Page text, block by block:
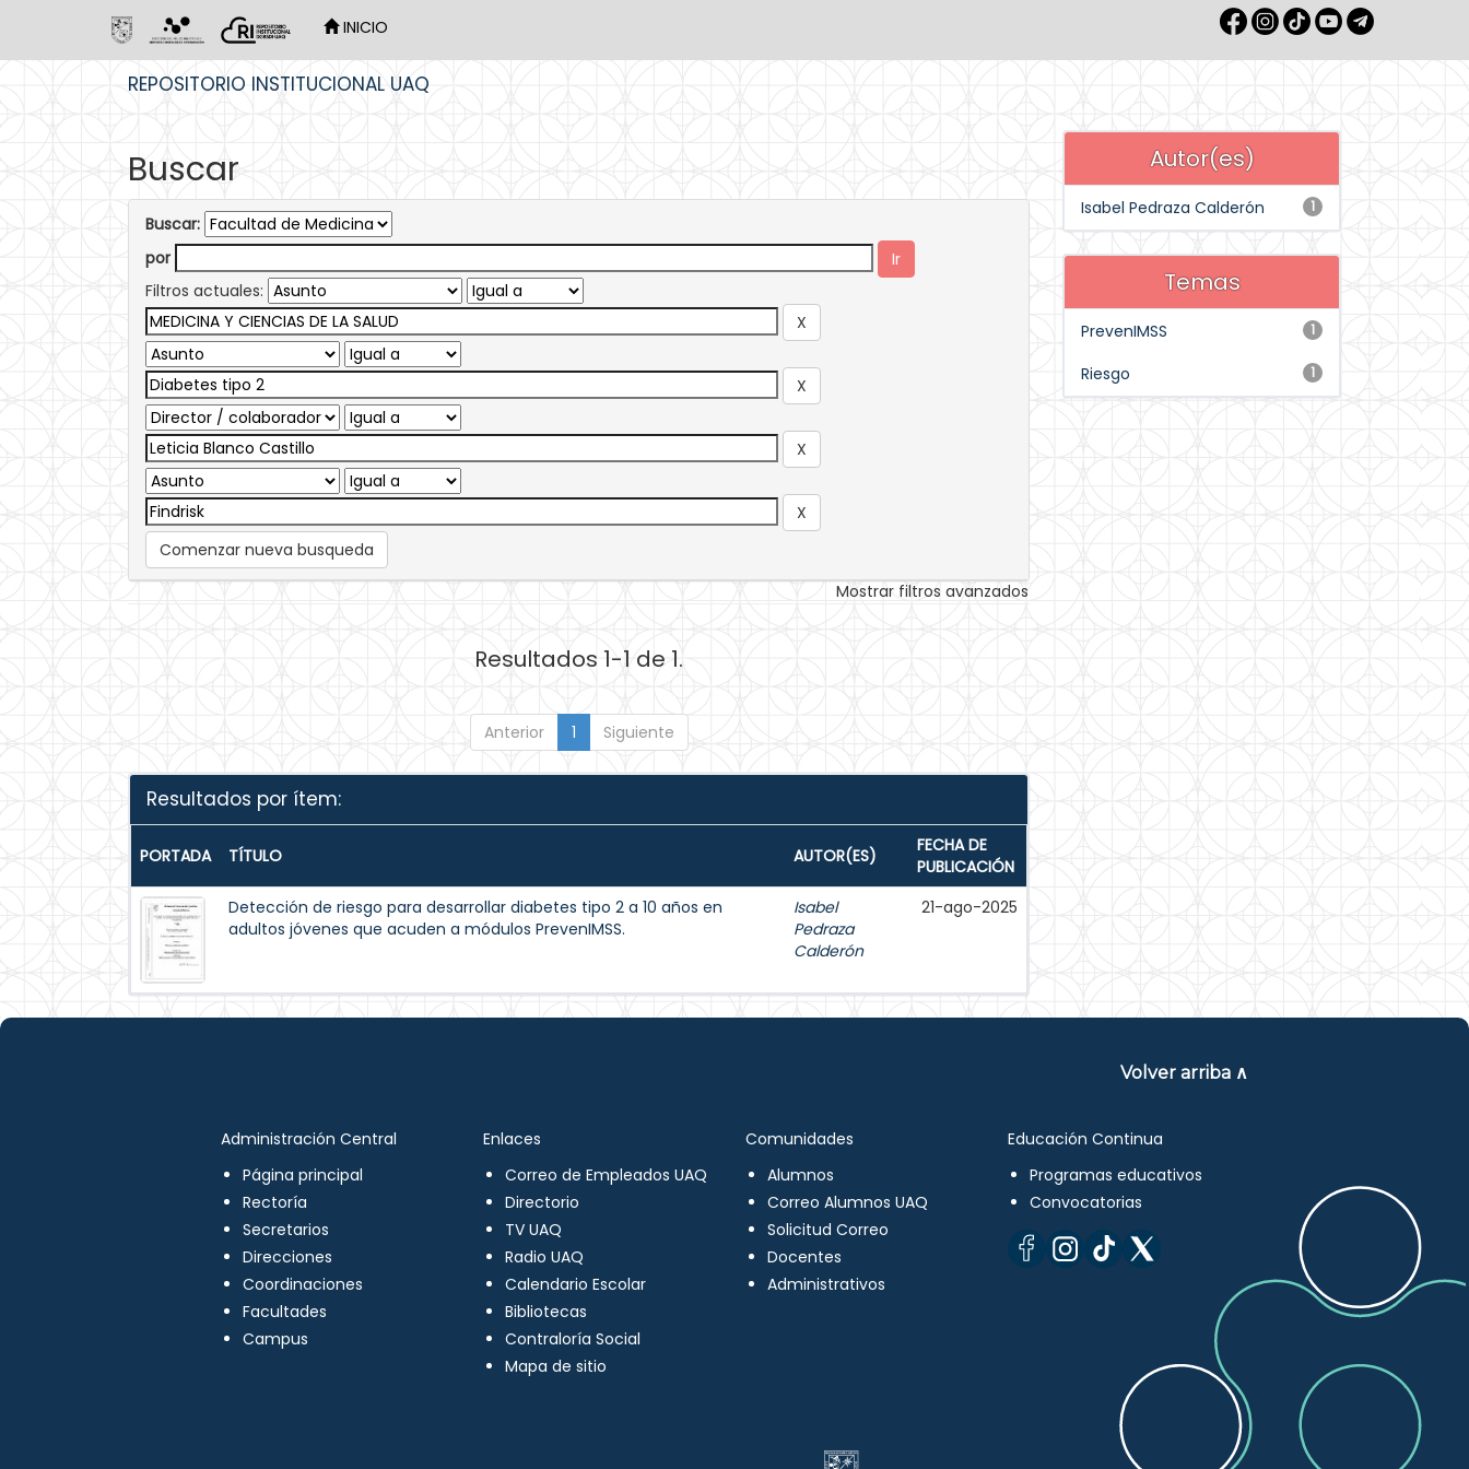
INICIO
REPOSITORIO INSTITUCIONAL UAQ
Buscar
Buscar:
por
Filtros actuales:
Comenzar nueva busqueda
Mostrar filtros avanzados
Resultados 1-1 de 1.
Anterior 1 Siguiente
Resultados por ítem:
PORTADA TÍTULO AUTOR(ES)
FECHA DE
PUBLICACIÓN
Detección de riesgo para desarrollar diabetes tipo 2 a 10 años en
adultos jóvenes que acuden a módulos PrevenIMSS.
Isabel
Pedraza
Calderón
21-ago-2025
Autor(es)
1
Isabel Pedraza Calderón
Temas
1
PrevenIMSS
1
Riesgo
Volver arriba ∧
Administración Central
Página principal
Rectoría
Secretarios
Direcciones
Coordinaciones
Facultades
Campus
Enlaces
Correo de Empleados UAQ
Directorio
TV UAQ
Radio UAQ
Calendario Escolar
Bibliotecas
Contraloría Social
Mapa de sitio
Comunidades
Alumnos
Correo Alumnos UAQ
Solicitud Correo
Docentes
Administrativos
Educación Continua
Programas educativos
Convocatorias